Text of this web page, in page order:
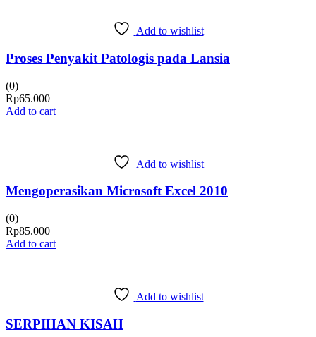
Add to wishlist
Proses Penyakit Patologis pada Lansia
(0)
Rp65.000
Add to cart
Add to wishlist
Mengoperasikan Microsoft Excel 2010
(0)
Rp85.000
Add to cart
Add to wishlist
SERPIHAN KISAH